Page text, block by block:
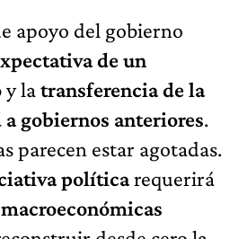
apoyo del gobierno
de un
y latransferencia de la
gobiernos anteriores.
parecen estar agotadas.
políticarequerirá